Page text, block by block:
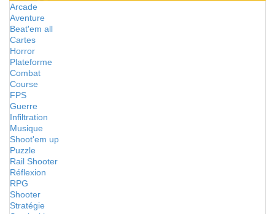
Arcade
Aventure
Beat'em all
Cartes
Horror
Plateforme
Combat
Course
FPS
Guerre
Infiltration
Musique
Shoot'em up
Puzzle
Rail Shooter
Réflexion
RPG
Shooter
Stratégie